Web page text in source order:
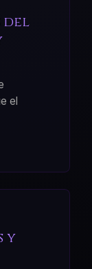
del
el
y